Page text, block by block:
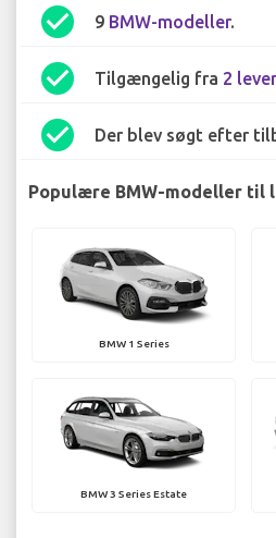
check_circle 9 BMW-modeller.
check_circle Tilgængelig fra 2
check_circle Der blev søgt efter
Populære BMW-modeller til
BMW 1 Series
BMW 3 Series Estate